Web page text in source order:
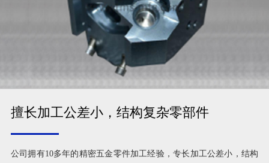
擅长加工公差小，结构复杂零部件
公司拥有10多年的精密五金零件加工经验，专长加工公差小，结构